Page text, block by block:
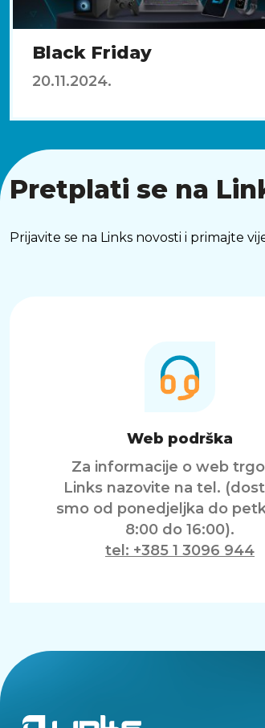
Black Friday
20.11.2024.
Pretplati se na
Prijavite se na Links novosti i primajte
Web podrška
Za informacije o web
Links nazovite na tel.
smo od ponedjeljka do
8:00 do 16:00).
tel: +385 1 3096 944